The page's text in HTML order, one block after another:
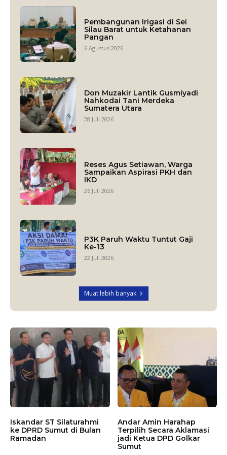
Pembangunan Irigasi di Sei
Silau Barat untuk Ketahanan
Pangan
6 Agustus 2026
Don Muzakir Lantik Gusmiyadi
Nahkodai Tani Merdeka
Sumatera Utara
28 Juli 2026
Reses Agus Setiawan, Warga
Sampaikan Aspirasi PKH dan
IKD
26 Juli 2026
P3K Paruh Waktu Tuntut Gaji
Ke-13
22 Juli 2026
Muat lebih banyak
Iskandar ST Silaturahmi
ke DPRD Sumut di Bulan
Ramadan
Andar Amin Harahap
Terpilih Secara Aklamasi
jadi Ketua DPD Golkar
Sumut